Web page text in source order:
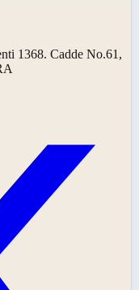
1368. Cadde No.61,